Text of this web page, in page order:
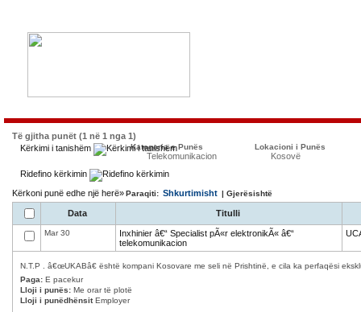
Të gjitha punët (1 në 1 nga 1)
Kërkimi i tanishëm
Kategoria e Punës
Telekomunikacion
Lokacioni i Punës
Kosovë
Ridefino kërkimin
Kërkoni punë edhe një herë»Paraqiti: Shkurtimisht | Gjerësishtë
Data Titulli
Mar 30
Inxhinier â€“ Specialist pÃ«r elektronikÃ« â€“
telekomunikacion
N.T.P . â€œUKABâ€ është kompani Kosovare me seli në Prishtinë, e cila ka perfaqësi
Paga: E pacekur
Lloji i punës: Me orar të plotë
Lloji i punëdhënsitEmployer